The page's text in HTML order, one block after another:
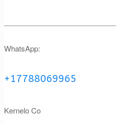
WhatsApp:
+17788069965
Kernelo Co